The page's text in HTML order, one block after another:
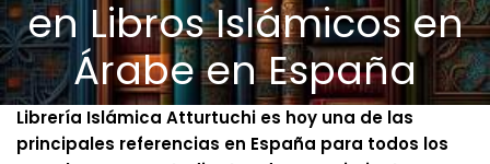
en Libros Islámicos en
Árabe en España
Librería Islámica Atturtuchi es hoy una de las
principales referencias en España para todos los